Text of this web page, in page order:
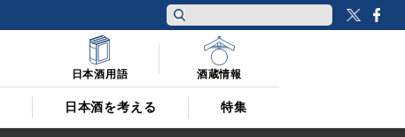
日本酒を考える 特集
日本酒用語 酒蔵情報